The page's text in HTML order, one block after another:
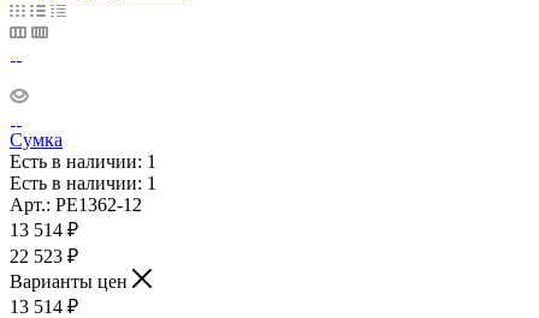
Сумка
Есть в наличии: 1
Есть в наличии: 1
Арт.: PE1362-12
13 514 ₽
22 523 ₽
Варианты цен
13 514 ₽